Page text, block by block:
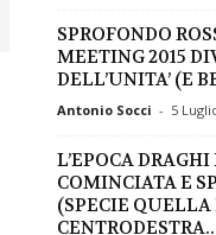
SPROFONDO
MEETING 2015
DELL’UNITA’ (E
Antonio Socci - 5
L’EPOCA DRAGHI
COMINCIATA E
(SPECIE